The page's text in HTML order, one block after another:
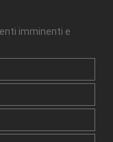
imminenti e